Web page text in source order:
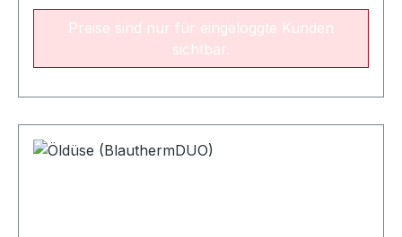
Preise sind nur für eingeloggte Kunden
sichtbar.